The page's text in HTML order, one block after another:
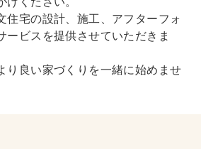
住宅の設計、施工、アフターフォ
ービスを提供させていただきま
り良い家づくりを一緒に始めませ